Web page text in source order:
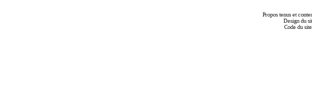
Propos tenus et
Design du
Code du